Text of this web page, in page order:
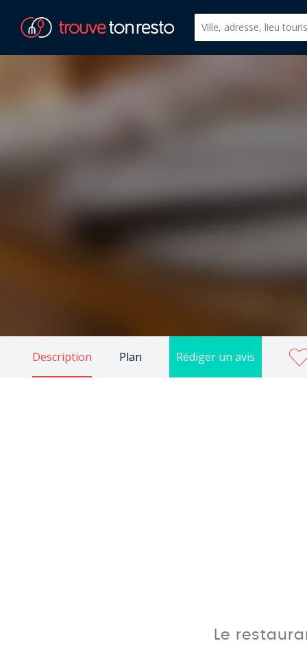
Description Plan Rédiger un avis
Le